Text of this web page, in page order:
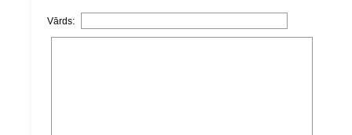
Vārds: